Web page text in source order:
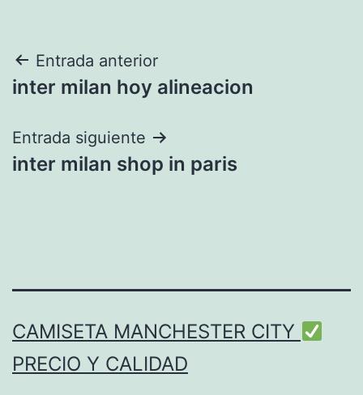
Navegación
de
entradas
Entrada anterior
inter milan hoy alineacion
Entrada siguiente
inter milan shop in paris
CAMISETA MANCHESTER CITY
PRECIO Y CALIDAD